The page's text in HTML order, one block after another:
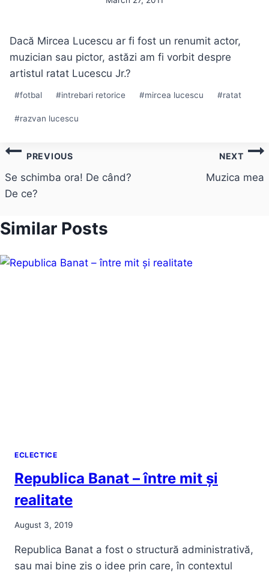
Dacă Mircea Lucescu ar fi fost un renumit actor,
muzician sau pictor, astăzi am fi vorbit despre
artistul ratat Lucescu Jr.?
Post
#fotbal #intrebari retorice #mircea lucescu #ratat
#razvan lucescu
Post
navigation
PREVIOUS
Se schimba ora! De când?
De ce?
NEXT
Muzica mea
Similar Posts
ECLECTICE
Republica Banat – între mit și
realitate
August 3, 2019
Republica Banat a fost o structură administrativă,
sau mai bine zis o idee prin care, în contextul